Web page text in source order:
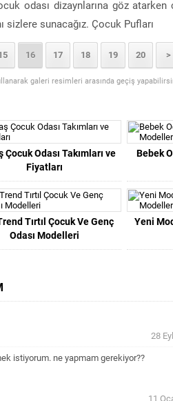
odası dizaynlarına göz atarken
sizlere sunacağız. Çocuk Pufları
16 17 18 19 20 >
galeri resimleri arasında geçiş
Çocuk Odası Takımları ve
Fiyatları
Bebek
Tırtıl Çocuk Ve Genç
Odası Modelleri
Yeni
28
istiyorum. ne yapmam gerekiyor??
11